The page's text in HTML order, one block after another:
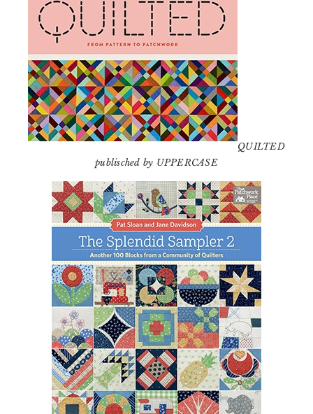
QUILTED
publisched by UPPERCASE